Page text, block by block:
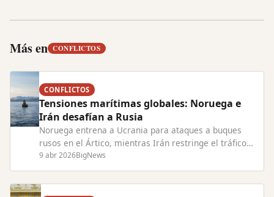
Más en CONFLICTOS
CONFLICTOS
Tensiones marítimas globales: Noruega e
Irán desafían a Rusia
Noruega entrena a Ucrania para ataques a buques
rusos en el Ártico, mientras Irán restringe el tráfico
en el Estrecho de Ormuz, elevando riesgos de
conflicto.
9 abr 2026BigNews